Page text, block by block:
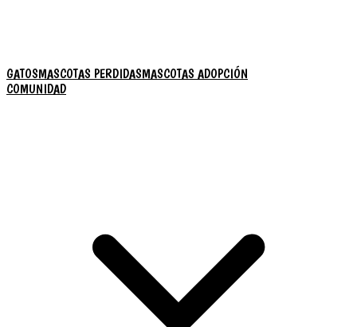
GATOSMASCOTAS PERDIDASMASCOTAS ADOPCIÓN
COMUNIDAD